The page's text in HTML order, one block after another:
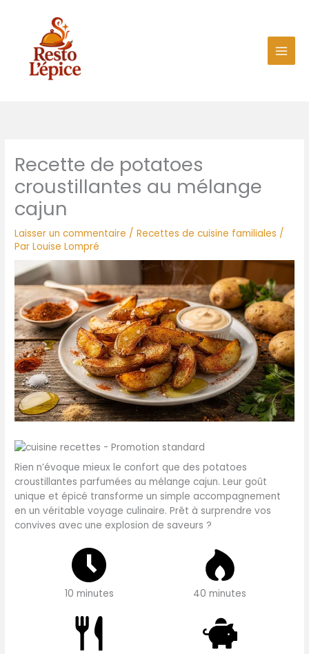
Recette de potatoes
croustillantes au mélange
cajun
Laisser un commentaire /Recettes de cuisine familiales /
ParLouise Lompré
Rien n’évoque mieux le confort que des potatoes
croustillantes parfumées au mélange cajun. Leur goût
unique et épicé transforme un simple accompagnement
en un véritable voyage culinaire. Prêt à surprendre vos
convives avec une explosion de saveurs ?
10 minutes 40 minutes